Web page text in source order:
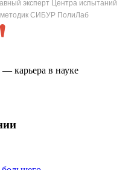
эксперт Центра испытаний
методик СИБУР ПолиЛаб